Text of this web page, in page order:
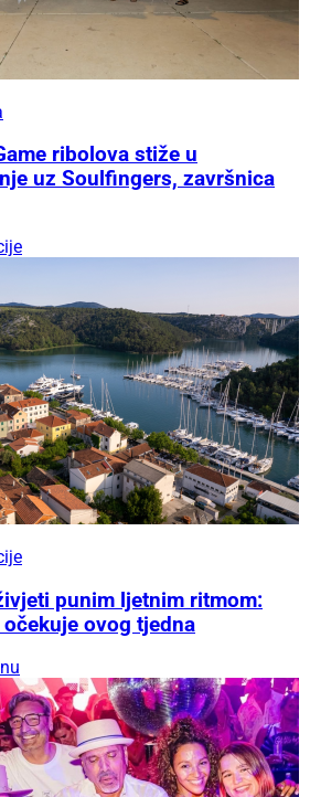
ribolova stiže u
uz Soulfingers, završnica
punim ljetnim ritmom:
ovog tjedna